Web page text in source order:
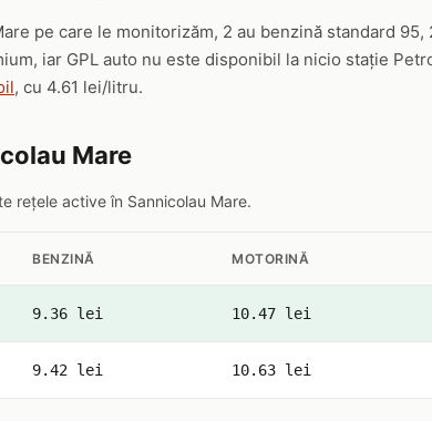
pe care le monitorizăm, 2 au benzină standard 95,
iar GPL auto nu este disponibil la nicio stație
, cu 4.61 lei/litru.
Mare
rețele active în Sannicolau Mare.
BENZINĂ MOTORINĂ
9.36 lei 10.47 lei
9.42 lei 10.63 lei